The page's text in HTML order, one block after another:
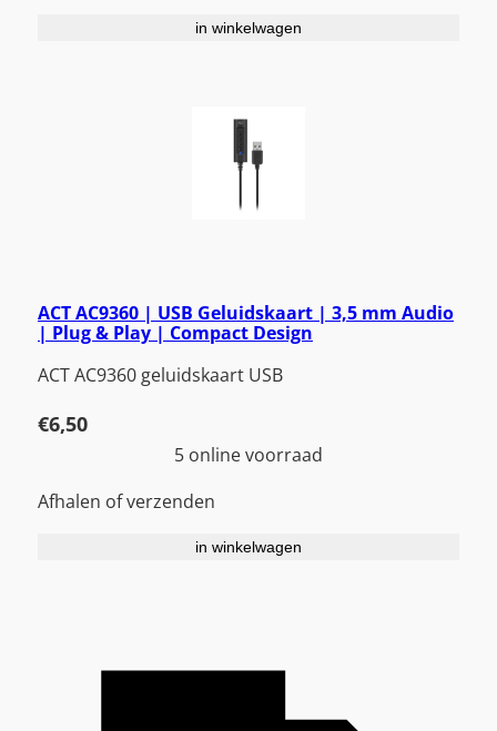
in winkelwagen
ACT AC9360 | USB Geluidskaart | 3,5 mm Audio
| Plug & Play | Compact Design
ACT AC9360 geluidskaart USB
€6,50
5 online voorraad
Afhalen of verzenden
in winkelwagen